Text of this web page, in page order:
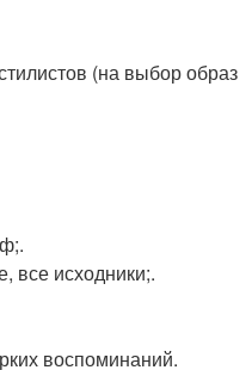
(на выбор образ
все исходники;.
воспоминаний.